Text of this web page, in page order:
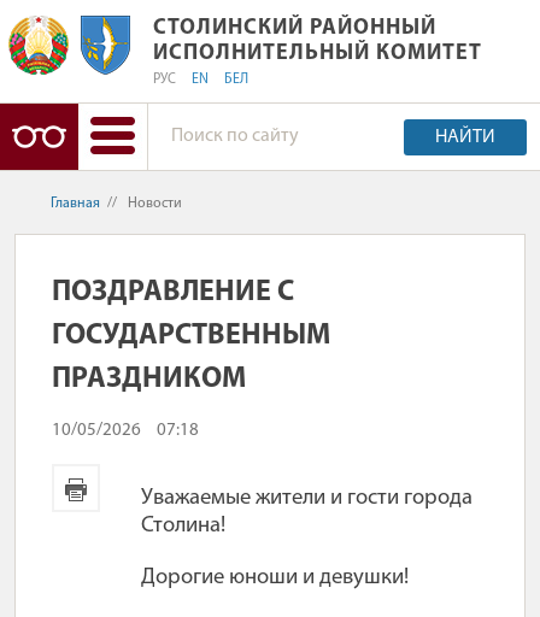
СТОЛИНСКИЙ РАЙОННЫЙ
СТОЛИНСКИЙ РАЙОННЫЙ
ИСПОЛНИТЕЛЬНЫЙ КОМИТЕТ
РУС EN БЕЛ
НАЙТИ
Главная // Новости
ПОЗДРАВЛЕНИЕ С
ГОСУДАРСТВЕННЫМ
ПРАЗДНИКОМ
10/05/2026 07:18
Уважаемые жители и гости города
Столина!
Дорогие юноши и девушки!